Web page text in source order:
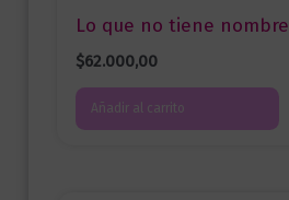
Lo que no tiene nombre
$62.000,00
Añadir al carrito